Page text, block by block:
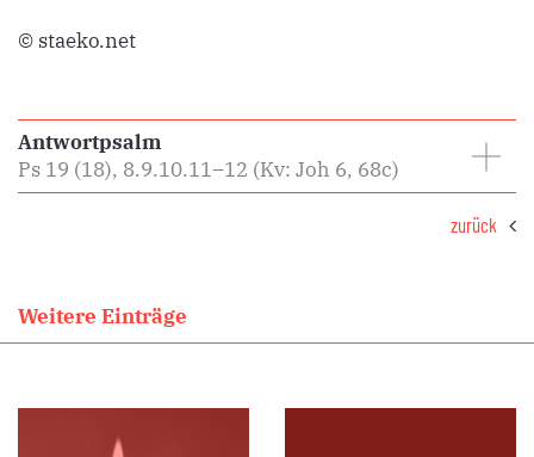
© staeko.net
Antwortpsalm
Ps 19 (18), 8.9.10.11–12 (Kv: Joh 6, 68c)
zurück
Weitere Einträge